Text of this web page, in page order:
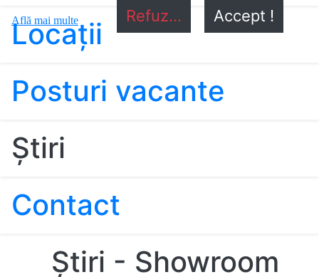
Locaţii
Posturi vacante
Ştiri
Contact
Ştiri - Showroom
Află mai multe Refuz... Accept !